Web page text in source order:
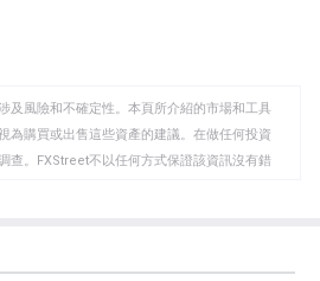
及風險和不確定性。本頁所介紹的市場和工具
為購買或出售這些資產的建議。在做任何投資
查。FXStreet不以任何方式保證該資訊沒有錯
告商的官方政策或立場。作者不對本頁連結的